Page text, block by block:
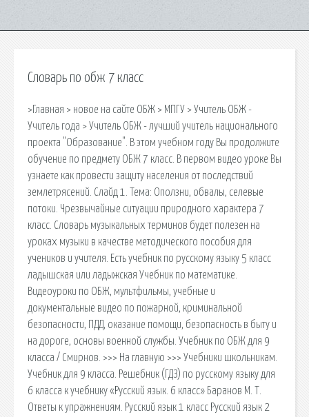
Словарь по обж 7 класс
>Главная > новое на сайте ОБЖ > МПГУ > Учитель ОБЖ -
Учитель года > Учитель ОБЖ - лучший учитель национального
проекта "Образование". В этом учебном году Вы продолжите
обучение по предмету ОБЖ 7 класс. В первом видео уроке Вы
узнаете как провести защиту населения от последствий
землетрясений. Слайд 1. Тема: Оползни, обвалы, селевые
потоки. Чрезвычайные ситуации природного характера 7
класс. Словарь музыкальных терминов будет полезен на
уроках музыки в качестве методического пособия для
учеников и учителя. Есть учебник по русскому языку 5 класс
ладышская или ладыжская Учебник по математике.
Видеоуроки по ОБЖ, мультфильмы, учебные и
документальные видео по пожарной, криминальной
безопасности, ПДД, оказание помощи, безопасность в быту и
на дороге, основы военной службы. Учебник по ОБЖ для 9
класса / Смирнов. >>> На главную >>> Учебники школьникам.
Учебник для 9 класса. Решебник (ГДЗ) по русскому языку для
6 класса к учебнику «Русский язык. 6 класс» Баранов М. Т.
Ответы к упражнениям. Русский язык 1 класс Русский язык 2